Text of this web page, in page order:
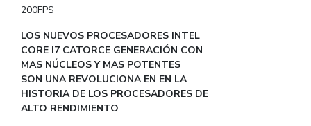
200FPS
LOS NUEVOS PROCESADORES INTEL
CORE I7 CATORCE GENERACIÓN CON
MAS NÚCLEOS Y MAS POTENTES
SON UNA REVOLUCIONA EN EN LA
HISTORIA DE LOS PROCESADORES DE
ALTO RENDIMIENTO